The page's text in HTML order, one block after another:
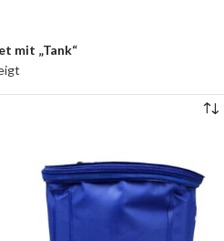
mit „Tank“